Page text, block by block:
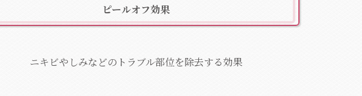
ピールオフ効果
ニキビやしみなどのトラブル部位を除去する効果